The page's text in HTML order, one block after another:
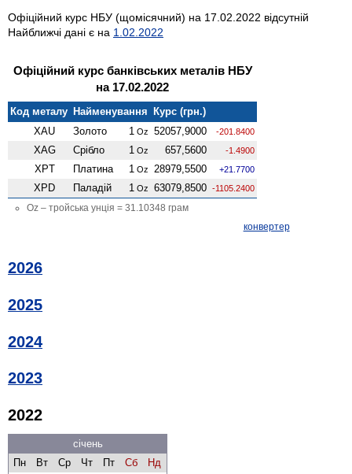
Офіційний курс НБУ (щомісячний) на 17.02.2022 відсутній
Найближчі дані є на 1.02.2022
Офіційний курс банківських металів НБУ
на 17.02.2022
Код металу Найменування
Курс (грн.)
XAU
Золото 1 Oz 52057,9000 -201.8400
XAG Срібло 1 Oz 657,5600 -1.4900
XPT Платина 1 Oz 28979,5500 +21.7700
XPD Паладій 1 Oz 63079,8500 -1105.2400
Oz – тройська унція = 31.10348 грам
конвертер
2026
2025
2024
2023
2022
січень
Пн
Вт Ср Чт Пт Сб
Нд